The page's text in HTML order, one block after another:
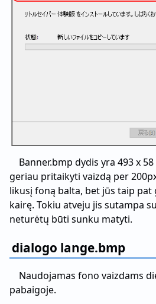
Banner.bmp dydis yra 493 x
geriau pritaikyti vaizdą per
likusį foną balta, bet jūs taip pat
kairę. Tokiu atveju jis sutampa
neturėtų būti sunku matyti.
dialogo lange.bmp
Naudojamas fono vaizdams
pabaigoje.